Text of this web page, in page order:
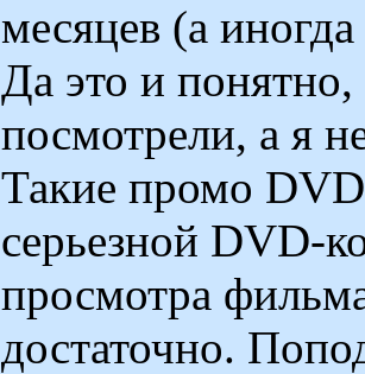
месяцев (а
Да это и
посмотрели, а я
Такие промо
серьезной DVD-
просмотра
достаточно.